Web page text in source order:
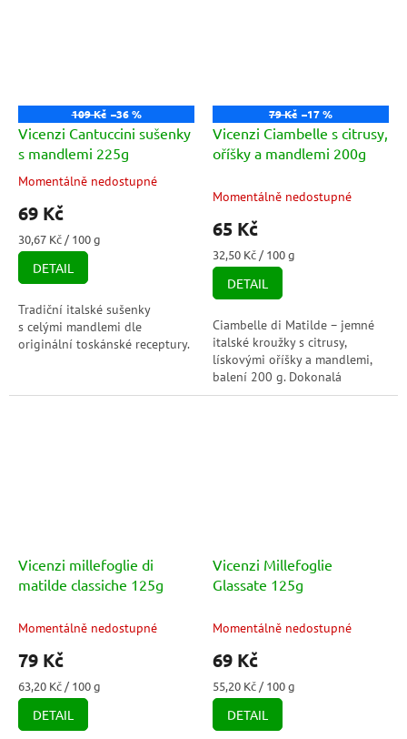
109 Kč –36 %
Vicenzi Cantuccini sušenky
s mandlemi 225g
Průměrné
produktu
je
5,0
5
hvězdiček.
Momentálně nedostupné
69 Kč
Měrná
cena:
30,67 Kč / 100 g
DETAIL
Tradiční italské sušenky
s celými mandlemi dle
originální toskánské receptury.
79 Kč –17 %
Vicenzi Ciambelle s citrusy,
oříšky a mandlemi 200g
Momentálně nedostupné
65 Kč
Měrná
cena:
32,50 Kč / 100 g
DETAIL
Ciambelle di Matilde – jemné
italské kroužky s citrusy,
lískovými oříšky a mandlemi,
balení 200 g. Dokonalá
kombinace chuti a tradice.
Vicenzi millefoglie di
matilde classiche 125g
Momentálně nedostupné
79 Kč
Měrná
cena:
63,20 Kč / 100 g
DETAIL
Vicenzi Millefoglie
Glassate 125g
Momentálně nedostupné
69 Kč
Měrná
cena:
55,20 Kč / 100 g
DETAIL